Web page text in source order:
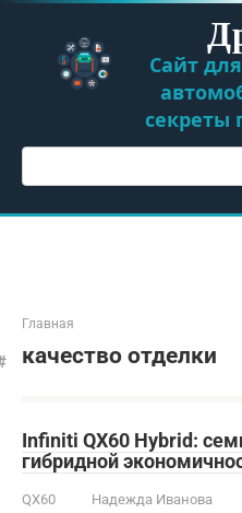
Перейти
контенту
Сайт
секреты
Поиск:
Главная
качество отделки
Infiniti QX60 Hybrid:
гибридной
QX60 Надежда Иванова